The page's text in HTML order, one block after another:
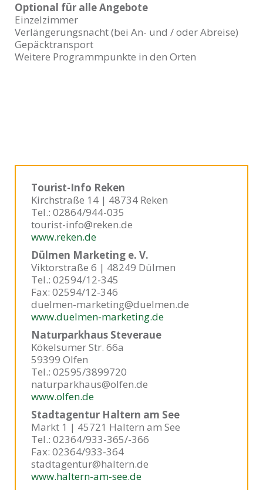
Optional für alle Angebote
Einzelzimmer
Verlängerungsnacht (bei An- und / oder Abreise)
Gepäcktransport
Weitere Programmpunkte in den Orten
Tourist-Info Reken
Kirchstraße 14 | 48734 Reken
Tel.: 02864/944-035
tourist-info@reken.de
www.reken.de
Dülmen Marketing e. V.
Viktorstraße 6 | 48249 Dülmen
Tel.: 02594/12-345
Fax: 02594/12-346
duelmen-marketing@duelmen.de
www.duelmen-marketing.de
Naturparkhaus Steveraue
Kökelsumer Str. 66a
59399 Olfen
Tel.: 02595/3899720
naturparkhaus@olfen.de
www.olfen.de
Stadtagentur Haltern am See
Markt 1 | 45721 Haltern am See
Tel.: 02364/933-365/-366
Fax: 02364/933-364
stadtagentur@haltern.de
www.haltern-am-see.de